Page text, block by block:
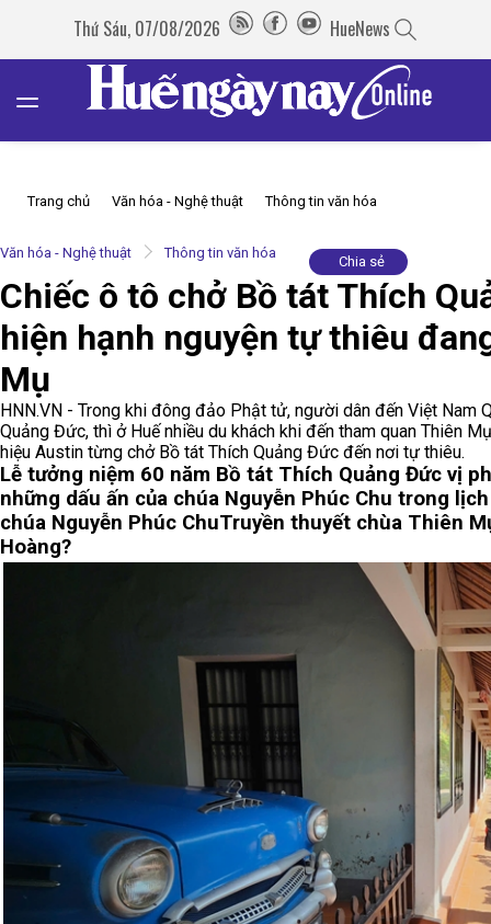
Thứ Sáu, 07/08/2026 HueNews
Trang chủ Văn hóa - Nghệ thuật Thông tin văn hóa
Văn hóa - Nghệ thuật Thông tin văn hóa
Chia sẻ
Chiếc ô tô chở Bồ tát Thích
hiện hạnh nguyện tự thiêu
Mụ
HNN.VN - Trong khi đông đảo Phật tử, người dân đến Việt Nam
Quảng Đức, thì ở Huế nhiều du khách khi đến tham quan Thiên
hiệu Austin từng chở Bồ tát Thích Quảng Đức đến nơi tự thiêu.
Lễ tưởng niệm 60 năm Bồ tát Thích Quảng Đức vị
những dấu ấn của chúa Nguyễn Phúc Chu trong
chúa Nguyễn Phúc ChuTruyền thuyết chùa Thiên
Hoàng?